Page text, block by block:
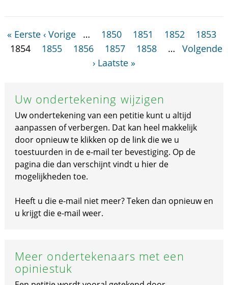
« Eerste ‹ Vorige … 1850 1851 1852
1853
1854
1855 1856 1857 1858 …
Volgende
› Laatste »
Uw ondertekening wijzigen
Uw ondertekening van een petitie kunt u altijd
aanpassen of verbergen. Dat kan heel makkelijk
door opnieuw te klikken op de link die we u
toestuurden in de e-mail ter bevestiging. Op de
pagina die dan verschijnt vindt u hier de
mogelijkheden toe.
Heeft u die e-mail niet meer? Teken dan opnieuw en
u krijgt die e-mail weer.
Meer ondertekenaars met een
opiniestuk